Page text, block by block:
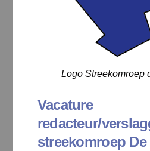
Logo Streekomroep
Vacature
redacteur/
streekomroep